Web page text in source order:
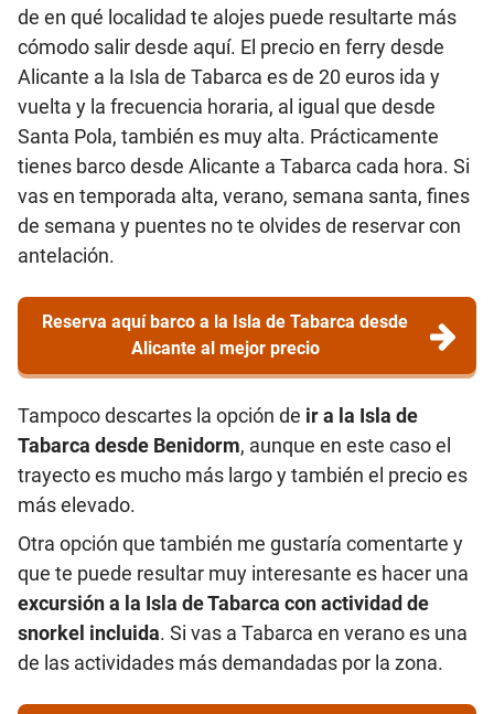
de en qué localidad te alojes puede resultarte más
cómodo salir desde aquí. El precio en ferry desde
Alicante a la Isla de Tabarca es de 20 euros ida y
vuelta y la frecuencia horaria, al igual que desde
Santa Pola, también es muy alta. Prácticamente
tienes barco desde Alicante a Tabarca cada hora. Si
vas en temporada alta, verano, semana santa, fines
de semana y puentes no te olvides de reservar con
antelación.
Reserva aquí barco a la Isla de Tabarca desde
Alicante al mejor precio
Tampoco descartes la opción de ir a la Isla de
Tabarca desde Benidorm, aunque en este caso el
trayecto es mucho más largo y también el precio es
más elevado.
Otra opción que también me gustaría comentarte y
que te puede resultar muy interesante es hacer una
excursión a la Isla de Tabarca con actividad de
snorkel incluida. Si vas a Tabarca en verano es una
de las actividades más demandadas por la zona.